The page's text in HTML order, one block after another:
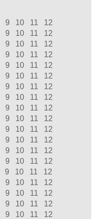
9 10 11
12
9 10 11
12
9 10 11
12
9 10 11
12
9 10 11
12
9 10 11
12
9 10 11
12
9 10 11
12
9 10 11
12
9 10 11
12
9 10 11
12
9 10 11
12
9 10 11
12
9 10 11
12
9 10 11
12
9 10 11
12
9 10 11
12
9 10 11
12
9 10 11
12